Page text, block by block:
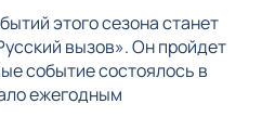
этого сезона станет
вызов». Он пройдет
событие состоялось в
ежегодным